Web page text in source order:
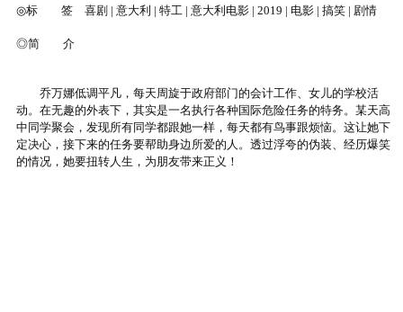
◎标 签 喜剧 | 意大利 | 特工 | 意大利电影 | 2019 | 电影 | 搞笑 | 剧情
◎简 介
乔万娜低调平凡，每天周旋于政府部门的会计工作、女儿的学校活
动。在无趣的外表下，其实是一名执行各种国际危险任务的特务。某天高
中同学聚会，发现所有同学都跟她一样，每天都有鸟事跟烦恼。这让她下
定决心，接下来的任务要帮助身边所爱的人。透过浮夸的伪装、经历爆笑
的情况，她要扭转人生，为朋友带来正义！